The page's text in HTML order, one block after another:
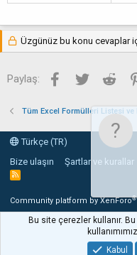
Üzgünüz bu konu cevaplar
Paylaş: Facebook
Twitter
Tüm Excel Formülleri Listesi ve
Türkçe (TR)
Bize ulaşın
Şartlar ve kurallar
R
S
Community platform by XenForo®
Bu site çerezler kullanır.
Kabul